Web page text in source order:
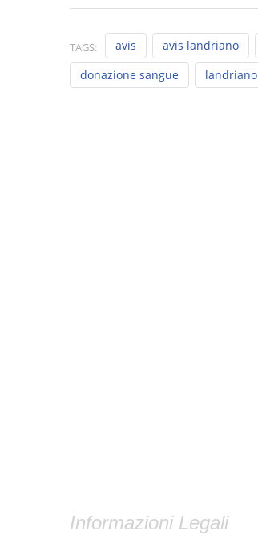
TAGS: avis avis landriano
donazione sangue
landriano
Informazioni Legali